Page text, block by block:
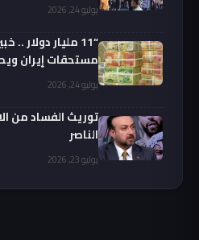
يوليو 24, 2026
“11 مليار دولار
مستحقات إيران
يوليو 24, 2026
توريث الفساد من
الناصر
يوليو 23, 2026